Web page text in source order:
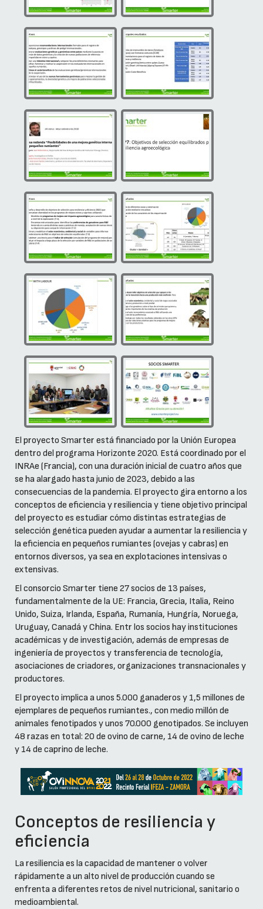
El proyecto Smarter está financiado por la Unión Europea
dentro del programa Horizonte 2020. Está coordinado por el
INRAe (Francia), con una duración inicial de cuatro años que
se ha alargado hasta junio de 2023, debido a las
consecuencias de la pandemia. El proyecto gira entorno a los
conceptos de eficiencia y resiliencia y tiene objetivo principal
del proyecto es estudiar cómo distintas estrategias de
selección genética pueden ayudar a aumentar la resiliencia y
la eficiencia en pequeños rumiantes (ovejas y cabras) en
entornos diversos, ya sea en explotaciones intensivas o
extensivas.
El consorcio Smarter tiene 27 socios de 13 países,
fundamentalmente de la UE: Francia, Grecia, Italia, Reino
Unido, Suiza, Irlanda, España, Rumanía, Hungría, Noruega,
Uruguay, Canadá y China. Entr los socios hay instituciones
académicas y de investigación, además de empresas de
ingeniería de proyectos y transferencia de tecnología,
asociaciones de criadores, organizaciones transnacionales y
productores.
El proyecto implica a unos 5.000 ganaderos y 1,5 millones de
ejemplares de pequeños rumiantes., con medio millón de
animales fenotipados y unos 70.000 genotipados. Se incluyen
48 razas en total: 20 de ovino de carne, 14 de ovino de leche
y 14 de caprino de leche.
Conceptos de resiliencia y
eficiencia
La resiliencia es la capacidad de mantener o volver
rápidamente a un alto nivel de producción cuando se
enfrenta a diferentes retos de nivel nutricional, sanitario o
medioambiental.